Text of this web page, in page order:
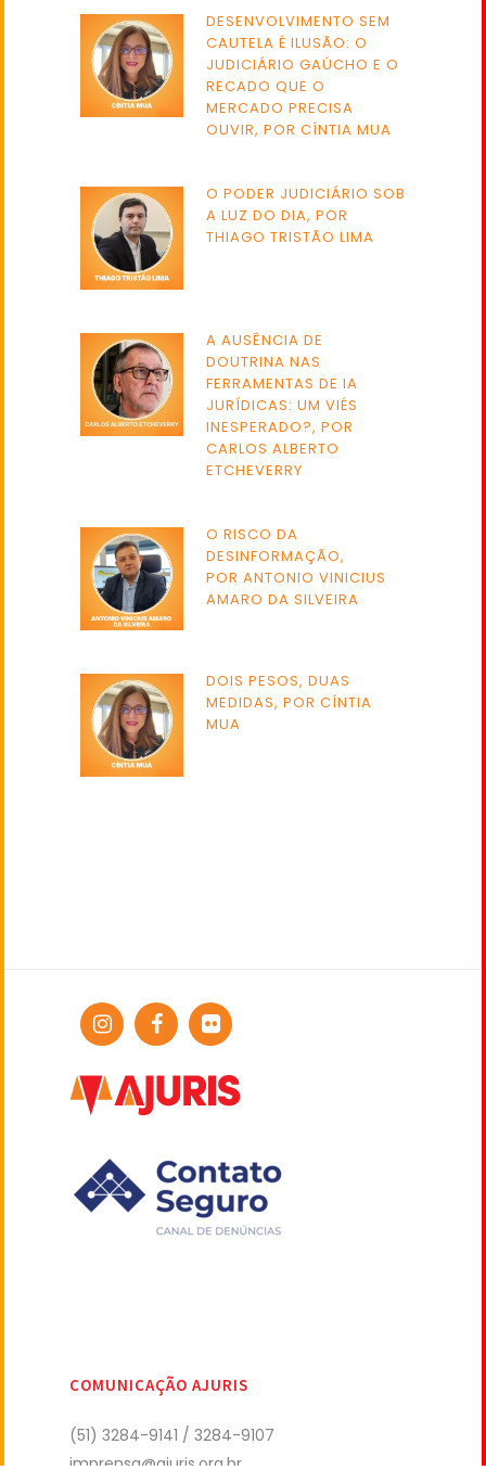
DESENVOLVIMENTO SEM
CAUTELA É ILUSÃO: O
JUDICIÁRIO GAÚCHO E O
RECADO QUE O
MERCADO PRECISA
OUVIR, POR CÍNTIA MUA
O PODER JUDICIÁRIO SOB
A LUZ DO DIA, POR
THIAGO TRISTÃO LIMA
A AUSÊNCIA DE
DOUTRINA NAS
FERRAMENTAS DE IA
JURÍDICAS: UM VIÉS
INESPERADO?, POR
CARLOS ALBERTO
ETCHEVERRY
O RISCO DA
DESINFORMAÇÃO,
POR ANTONIO VINICIUS
AMARO DA SILVEIRA
DOIS PESOS, DUAS
MEDIDAS, POR CÍNTIA
MUA
COMUNICAÇÃO AJURIS
(51) 3284-9141 / 3284-9107
imprensa@ajuris.org.br